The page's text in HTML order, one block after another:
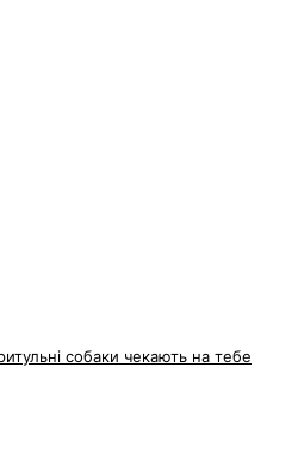
собаки чекають на тебе